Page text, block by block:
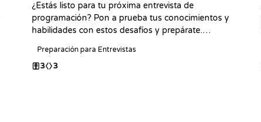
¿Estás listo para tu próxima entrevista de
programación? Pon a prueba tus conocimientos y
habilidades con estos desafíos y prepárate.
Preparación para Entrevistas
3 3